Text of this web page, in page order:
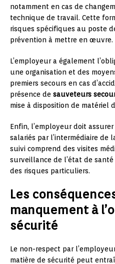
notamment en cas de
technique de travail. Cette
risques spécifiques au poste
prévention à mettre en œuvre.
L’employeur a également
une organisation et des
premiers secours en cas
présence de sauveteurs
mise à disposition de matériel
Enfin, l’employeur doit
salariés par l’intermédiaire de
suivi comprend des visites
surveillance de l’état de
des risques particuliers.
Les
manquement à
sécurité
Le non-respect par
matière de sécurité peut